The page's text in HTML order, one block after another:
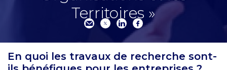
Territoires »
En quoi les travaux de recherche sont-